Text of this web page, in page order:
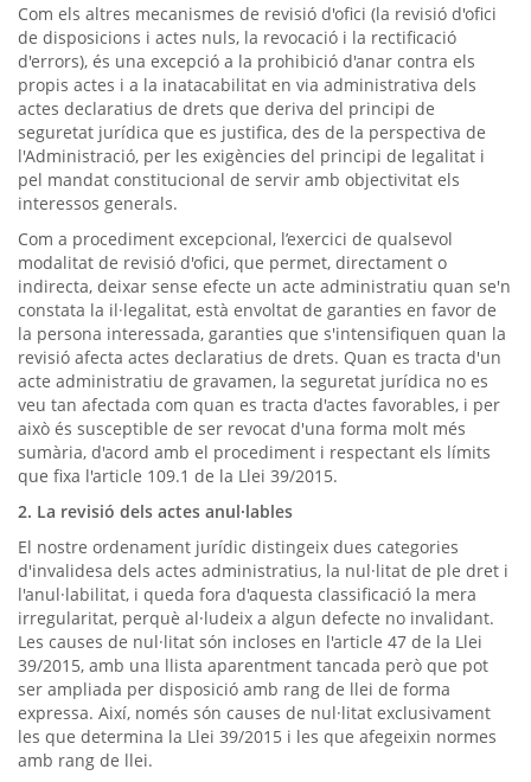
Com els altres mecanismes de revisió d'ofici (la revisió d'ofici
de disposicions i actes nuls, la revocació i la rectificació
d'errors), és una excepció a la prohibició d'anar contra els
propis actes i a la inatacabilitat en via administrativa dels
actes declaratius de drets que deriva del principi de
seguretat jurídica que es justifica, des de la perspectiva de
l'Administració, per les exigències del principi de legalitat i
pel mandat constitucional de servir amb objectivitat els
interessos generals.
Com a procediment excepcional, l’exercici de qualsevol
modalitat de revisió d'ofici, que permet, directament o
indirecta, deixar sense efecte un acte administratiu quan se'n
constata la il·legalitat, està envoltat de garanties en favor de
la persona interessada, garanties que s'intensifiquen quan la
revisió afecta actes declaratius de drets. Quan es tracta d'un
acte administratiu de gravamen, la seguretat jurídica no es
veu tan afectada com quan es tracta d'actes favorables, i per
això és susceptible de ser revocat d'una forma molt més
sumària, d'acord amb el procediment i respectant els límits
que fixa l'article 109.1 de la Llei 39/2015.
2. La revisió dels actes anul·lables
El nostre ordenament jurídic distingeix dues categories
d'invalidesa dels actes administratius, la nul·litat de ple dret i
l'anul·labilitat, i queda fora d'aquesta classificació la mera
irregularitat, perquè al·ludeix a algun defecte no invalidant.
Les causes de nul·litat són incloses en l'article 47 de la Llei
39/2015, amb una llista aparentment tancada però que pot
ser ampliada per disposició amb rang de llei de forma
expressa. Així, només són causes de nul·litat exclusivament
les que determina la Llei 39/2015 i les que afegeixin normes
amb rang de llei.